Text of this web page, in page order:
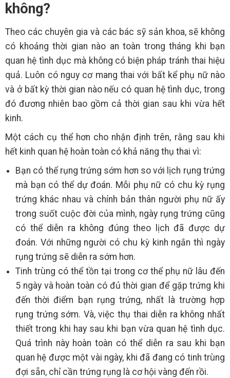
không?
Theo các chuyên gia và các bác sỹ sản khoa, sẽ không
có khoảng thời gian nào an toàn trong tháng khi bạn
quan hệ tình dục mà không có biện pháp tránh thai hiệu
quả. Luôn có nguy cơ mang thai với bất kể phụ nữ nào
và ở bất kỳ thời gian nào nếu có quan hệ tình dục, trong
đó đương nhiên bao gồm cả thời gian sau khi vừa hết
kinh.
Một cách cụ thể hơn cho nhận định trên, rằng sau khi
hết kinh quan hệ hoàn toàn có khả năng thụ thai vì:
Bạn có thể rụng trứng sớm hơn so với lịch rụng trứng
mà bạn có thể dự đoán. Mỗi phụ nữ có chu kỳ rụng
trứng khác nhau và chính bản thân người phụ nữ ấy
trong suốt cuộc đời của mình, ngày rụng trứng cũng
có thể diễn ra không đúng theo lịch đã được dự
đoán. Với những người có chu kỳ kinh ngắn thì ngày
rụng trứng sẽ diễn ra sớm hơn.
Tinh trùng có thể tồn tại trong cơ thể phụ nữ lâu đến
5 ngày và hoàn toàn có đủ thời gian để gặp trứng khi
đến thời điểm bạn rụng trứng, nhất là trường hợp
rụng trứng sớm. Và, việc thụ thai diễn ra không nhất
thiết trong khi hay sau khi bạn vừa quan hệ tình dục.
Quá trình này hoàn toàn có thể diễn ra sau khi bạn
quan hệ được một vài ngày, khi đã đang có tinh trùng
đợi sẵn, chỉ cần trứng rụng là cơ hội vàng đến rồi.